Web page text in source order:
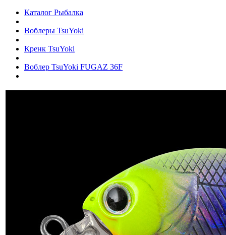
Каталог Рыбалка
Воблеры TsuYoki
Кренк TsuYoki
Воблер TsuYoki FUGAZ 36F